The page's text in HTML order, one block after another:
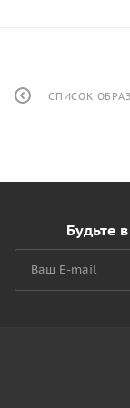
СПИСОК
Будьте